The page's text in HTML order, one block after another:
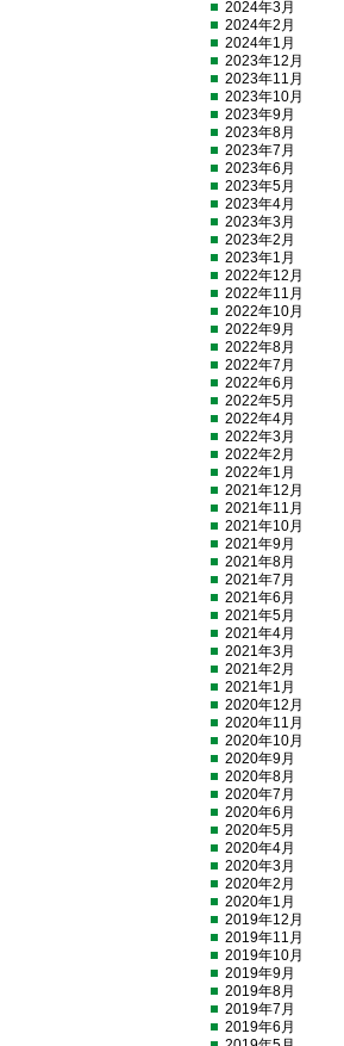
2024年3月
2024年2月
2024年1月
2023年12月
2023年11月
2023年10月
2023年9月
2023年8月
2023年7月
2023年6月
2023年5月
2023年4月
2023年3月
2023年2月
2023年1月
2022年12月
2022年11月
2022年10月
2022年9月
2022年8月
2022年7月
2022年6月
2022年5月
2022年4月
2022年3月
2022年2月
2022年1月
2021年12月
2021年11月
2021年10月
2021年9月
2021年8月
2021年7月
2021年6月
2021年5月
2021年4月
2021年3月
2021年2月
2021年1月
2020年12月
2020年11月
2020年10月
2020年9月
2020年8月
2020年7月
2020年6月
2020年5月
2020年4月
2020年3月
2020年2月
2020年1月
2019年12月
2019年11月
2019年10月
2019年9月
2019年8月
2019年7月
2019年6月